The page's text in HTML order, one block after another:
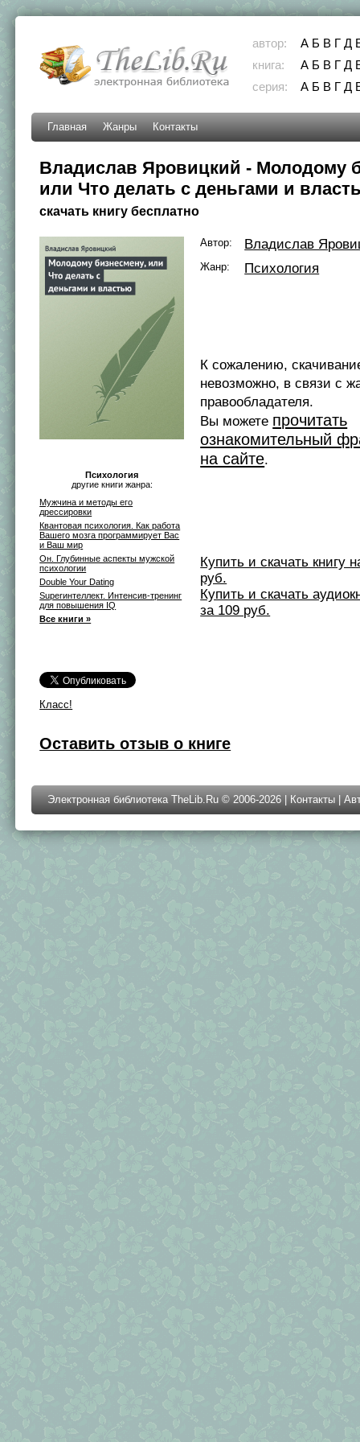
автор: А Б В Г Д
книга:
А Б В Г Д
серия:
А Б В Г Д
Главная Жанры Контакты
Владислав Яровицкий - Молодому
или Что делать с деньгами и
скачать книгу бесплатно
Психология
другие книги жанра:
Мужчина и методы его
дрессировки
Квантовая психология. Как работа
Вашего мозга программирует Вас
и Ваш мир
Он. Глубинные аспекты мужской
психологии
Double Your Dating
Superинтеллект. Интенсив-тренинг
для повышения IQ
Все книги »
Класс!
Автор: Владислав
Жанр: Психология
К сожалению,
невозможно, в связи с
правообладателя.
Вы можете прочитать
ознакомительный
на сайте.
Купить и скачать книгу
руб.
Купить и скачать
за 109 руб.
Оставить отзыв о книге
Электронная библиотека TheLib.Ru © 2006-2026 | Контакты |